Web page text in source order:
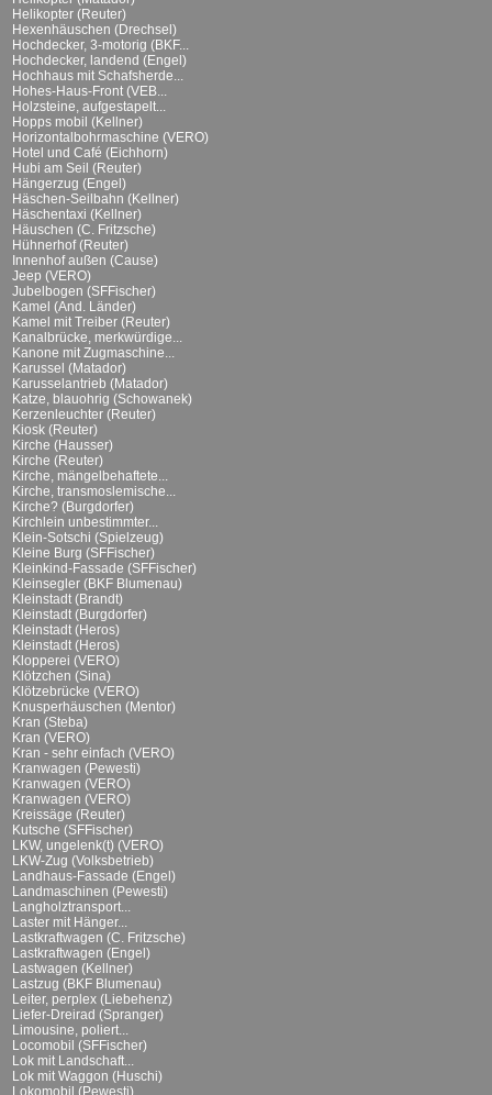
Helikopter (Reuter)
Hexenhäuschen (Drechsel)
Hochdecker, 3-motorig (BKF...
Hochdecker, landend (Engel)
Hochhaus mit Schafsherde...
Hohes-Haus-Front (VEB...
Holzsteine, aufgestapelt...
Hopps mobil (Kellner)
Horizontalbohrmaschine (VERO)
Hotel und Café (Eichhorn)
Hubi am Seil (Reuter)
Hängerzug (Engel)
Häschen-Seilbahn (Kellner)
Häschentaxi (Kellner)
Häuschen (C. Fritzsche)
Hühnerhof (Reuter)
Innenhof außen (Cause)
Jeep (VERO)
Jubelbogen (SFFischer)
Kamel (And. Länder)
Kamel mit Treiber (Reuter)
Kanalbrücke, merkwürdige...
Kanone mit Zugmaschine...
Karussel (Matador)
Karusselantrieb (Matador)
Katze, blauohrig (Schowanek)
Kerzenleuchter (Reuter)
Kiosk (Reuter)
Kirche (Hausser)
Kirche (Reuter)
Kirche, mängelbehaftete...
Kirche, transmoslemische...
Kirche? (Burgdorfer)
Kirchlein unbestimmter...
Klein-Sotschi (Spielzeug)
Kleine Burg (SFFischer)
Kleinkind-Fassade (SFFischer)
Kleinsegler (BKF Blumenau)
Kleinstadt (Brandt)
Kleinstadt (Burgdorfer)
Kleinstadt (Heros)
Kleinstadt (Heros)
Klopperei (VERO)
Klötzchen (Sina)
Klötzebrücke (VERO)
Knusperhäuschen (Mentor)
Kran (Steba)
Kran (VERO)
Kran - sehr einfach (VERO)
Kranwagen (Pewesti)
Kranwagen (VERO)
Kranwagen (VERO)
Kreissäge (Reuter)
Kutsche (SFFischer)
LKW, ungelenk(t) (VERO)
LKW-Zug (Volksbetrieb)
Landhaus-Fassade (Engel)
Landmaschinen (Pewesti)
Langholztransport...
Laster mit Hänger...
Lastkraftwagen (C. Fritzsche)
Lastkraftwagen (Engel)
Lastwagen (Kellner)
Lastzug (BKF Blumenau)
Leiter, perplex (Liebehenz)
Liefer-Dreirad (Spranger)
Limousine, poliert...
Locomobil (SFFischer)
Lok mit Landschaft...
Lok mit Waggon (Huschi)
Lokomobil (Pewesti)